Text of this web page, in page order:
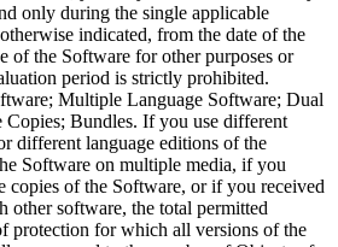
only during the single applicable
indicated, from the date of the
of the Software for other purposes or
period is strictly prohibited.
Multiple Language Software; Dual
Bundles. If you use different
different language editions of the
Software on multiple media, if you
copies of the Software, or if you received
other software, the total permitted
protection for which all versions of the